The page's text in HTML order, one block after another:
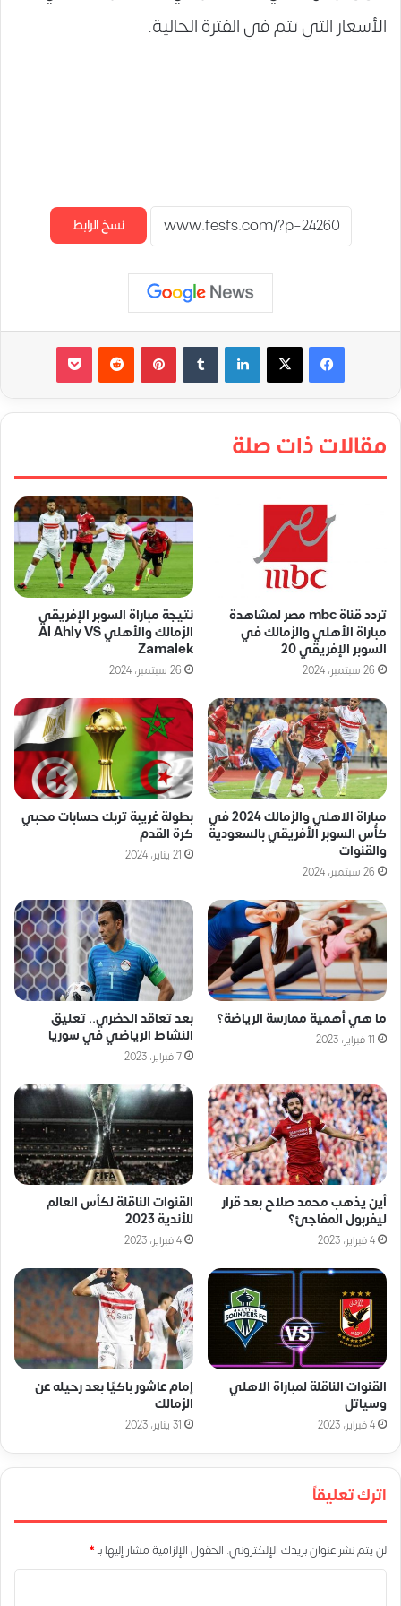
الأسعار التي تتم في الفترة الحالية.
نسخ الرابط
لينكدإن بينتيريست
مقالات ذات صلة
تردد قناة mbc مصر لمشاهدة
مباراة الأهلي والزمالك في
السوبر الإفريقي 20
26 سبتمبر، 2024
نتيجة مباراة السوبر الإفريقي
الزمالك والأهلي Al Ahly VS
Zamalek
26 سبتمبر، 2024
مباراة الاهلي والزمالك 2024 في
كأس السوبر الأفريقي بالسعودية
والقنوات
26 سبتمبر، 2024
بطولة غريبة تربك حسابات محبي
كرة القدم
21 يناير، 2024
ما هي أهمية ممارسة الرياضة؟
11 فبراير، 2023
بعد تعاقد الحضري.. تعليق
النشاط الرياضي في سوريا
7 فبراير، 2023
أين يذهب محمد صلاح بعد قرار
ليفربول المفاجئ؟
4 فبراير، 2023
القنوات الناقلة لكأس العالم
للأندية 2023
4 فبراير، 2023
القنوات الناقلة لمباراة الاهلي
وسياتل
4 فبراير، 2023
إمام عاشور باكيًا بعد رحيله عن
الزمالك
31 يناير، 2023
اترك تعليقاً
لن يتم نشر عنوان بريدك الإلكتروني. الحقول الإلزامية مشار إليها بـ*